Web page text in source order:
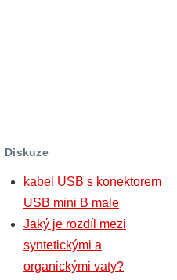
Diskuze
kabel USB s konektorem
USB mini B male
Jaký je rozdíl mezi
syntetickými a
organickými vaty?